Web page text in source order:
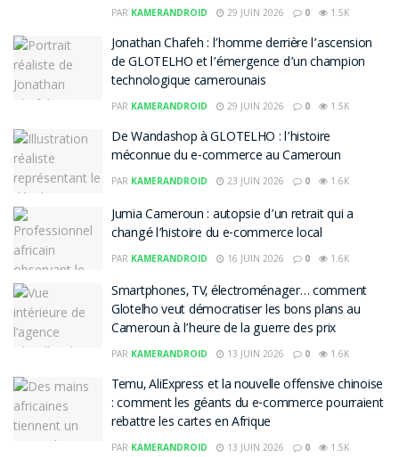
PAR KAMERANDROID 29 JUIN 2026 0 1.5K
Jonathan Chafeh : l’homme derrière l’ascension
de GLOTELHO et l’émergence d’un champion
technologique camerounais
PAR KAMERANDROID 29 JUIN 2026 0 1.5K
De Wandashop à GLOTELHO : l’histoire
méconnue du e-commerce au Cameroun
PAR KAMERANDROID 23 JUIN 2026 0 1.6K
Jumia Cameroun : autopsie d’un retrait qui a
changé l’histoire du e-commerce local
PAR KAMERANDROID 16 JUIN 2026 0 1.6K
Smartphones, TV, électroménager… comment
Glotelho veut démocratiser les bons plans au
Cameroun à l’heure de la guerre des prix
PAR KAMERANDROID 13 JUIN 2026 0 1.6K
Temu, AliExpress et la nouvelle offensive chinoise
: comment les géants du e-commerce pourraient
rebattre les cartes en Afrique
PAR KAMERANDROID 13 JUIN 2026 0 1.5K